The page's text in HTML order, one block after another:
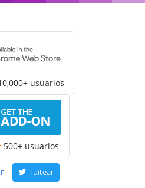
usuarios
500+ usuarios
Tuitear